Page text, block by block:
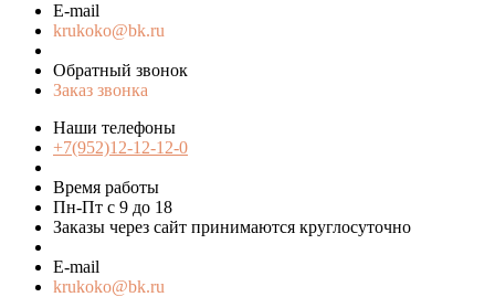
E-mail
krukoko@bk.ru
Обратный звонок
Заказ звонка
Наши телефоны
+7(952)12-12-12-0
Время работы
Пн-Пт с 9 до 18
Заказы через сайт принимаются круглосуточно
E-mail
krukoko@bk.ru